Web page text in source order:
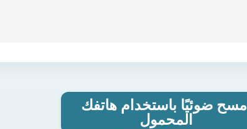
امسح ضوئيًا باستخدام هاتفك
المحمول